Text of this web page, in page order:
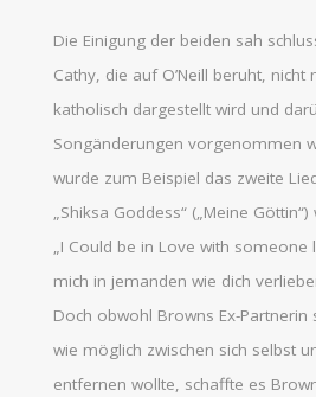
Die Einigung der beiden sah
Cathy, die auf O’Neill beruht, nicht
katholisch dargestellt wird und
Songänderungen vorgenommen
wurde zum Beispiel das zweite
„Shiksa Goddess“ („Meine
„I Could be in Love with someone
mich in jemanden wie dich
Doch obwohl Browns Ex-Partnerin
wie möglich zwischen sich selbst
entfernen wollte, schaffte es